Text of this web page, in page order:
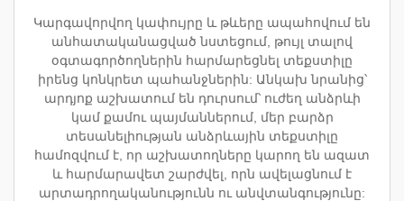
Կարգավորվող կափույրը և թևերը ապահովում են
անհատականացված նստեցում, թույլ տալով
օգտագործողներին հարմարեցնել տեքստիլը
իրենց կոնկրետ պահանջներին: Անկախ նրանից՝
արդյոք աշխատում են դուրսում՝ ուժեղ անձրևի
կամ քամու պայմաններում, մեր բարձր
տեսանելիության անձրևային տեքստիլը
համոզվում է, որ աշխատողները կարող են ազատ
և հարմարավետ շարժվել, որն ավելացնում է
արտադրողականությունն ու անվտանգությունը: